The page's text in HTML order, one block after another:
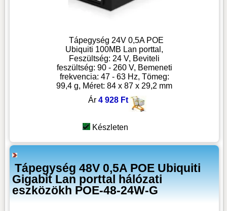
Tápegység 24V 0,5A POE
Ubiquiti 100MB Lan porttal,
Feszültség: 24 V, Beviteli
feszültség: 90 - 260 V, Bemeneti
frekvencia: 47 - 63 Hz, Tömeg:
99,4 g, Méret: 84 x 87 x 29,2 mm
Ár 4 928 Ft
Készleten
Tápegység 48V 0,5A POE Ubiquiti
Gigabit Lan porttal hálózati
eszközökh POE-48-24W-G